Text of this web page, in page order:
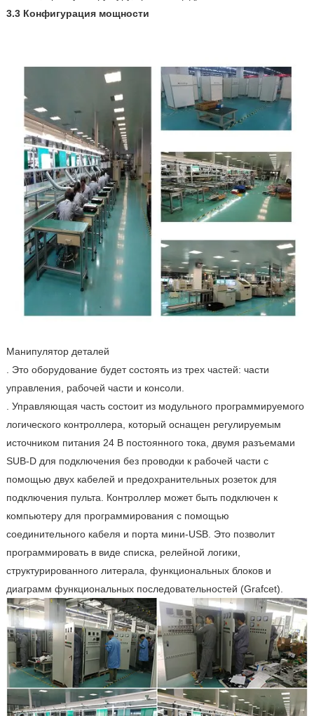
3.3 Конфигурация мощности
Манипулятор деталей
. Это оборудование будет состоять из трех частей: части
управления, рабочей части и консоли.
. Управляющая часть состоит из модульного программируемого
логического контроллера, который оснащен регулируемым
источником питания 24 В постоянного тока, двумя разъемами
SUB-D для подключения без проводки к рабочей части с
помощью двух кабелей и предохранительных розеток для
подключения пульта. Контроллер может быть подключен к
компьютеру для программирования с помощью
соединительного кабеля и порта мини-USB. Это позволит
программировать в виде списка, релейной логики,
структурированного литерала, функциональных блоков и
диаграмм функциональных последовательностей (Grafcet).